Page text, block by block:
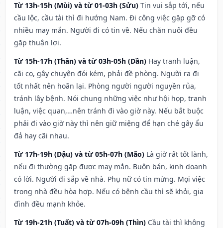
Từ 13h-15h (Mùi) và từ 01-03h (Sửu) Tin vui sắp tới, nếu
cầu lộc, cầu tài thì đi hướng Nam. Đi công việc gặp gỡ có
nhiều may mắn. Người đi có tin về. Nếu chăn nuôi đều
gặp thuận lợi.
Từ 15h-17h (Thân) và từ 03h-05h (Dần) Hay tranh luận,
cãi cọ, gây chuyện đói kém, phải đề phòng. Người ra đi
tốt nhất nên hoãn lại. Phòng người người nguyền rủa,
tránh lây bệnh. Nói chung những việc như hội họp, tranh
luận, việc quan,…nên tránh đi vào giờ này. Nếu bắt buộc
phải đi vào giờ này thì nên giữ miệng để hạn ché gây ẩu
đả hay cãi nhau.
Từ 17h-19h (Dậu) và từ 05h-07h (Mão) Là giờ rất tốt lành,
nếu đi thường gặp được may mắn. Buôn bán, kinh doanh
có lời. Người đi sắp về nhà. Phụ nữ có tin mừng. Mọi việc
trong nhà đều hòa hợp. Nếu có bệnh cầu thì sẽ khỏi, gia
đình đều mạnh khỏe.
Từ 19h-21h (Tuất) và từ 07h-09h (Thìn) Cầu tài thì không